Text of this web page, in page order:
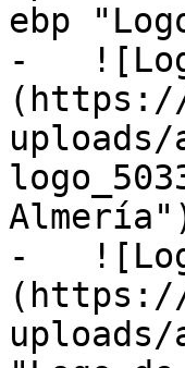
ebp
-
uploads/
-
uploads/